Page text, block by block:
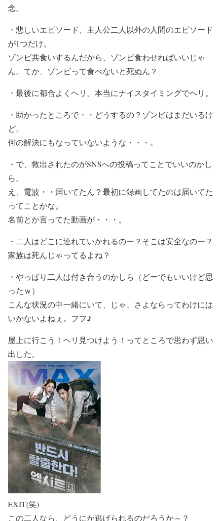
念。
・悲しいエピソード、主人公二人以外の人間のエピソード
が1つだけ。
ゾンビ共食いするんだから、ゾンビ食わせればいいじゃ
ん。てか、ゾンビって食べないと死ぬん？
・最後に都合よくヘリ。本当にナイスタイミングでヘリ。
・助かったところで・・どうするの？ゾンビはまだいるけ
ど。
何の解決にもなっていないような・・・。
・で、救出されたのがSNSへの投稿ってことでいいのかし
ら。
え、電波・・届いてたん？最初に録画してたのは届いてた
ってことかな。
名前とか言ってた動画が・・・。
・二人はどこに連れていかれるのー？そこは安全なのー？
家族は死んじゃってるよね？
・やっぱり二人は付き合うのかしら（どーでもいいけど思
ったｗ）
こんな状況の中一緒にいて、じゃ、さよならってわけには
いかないよねぇ。フフ♪
屋上に行こう！ヘリ見つけよう！ってところで思わず思い
出した。
EXIT(笑)
この二人なら、どうにか逃げられるのだろうか～？